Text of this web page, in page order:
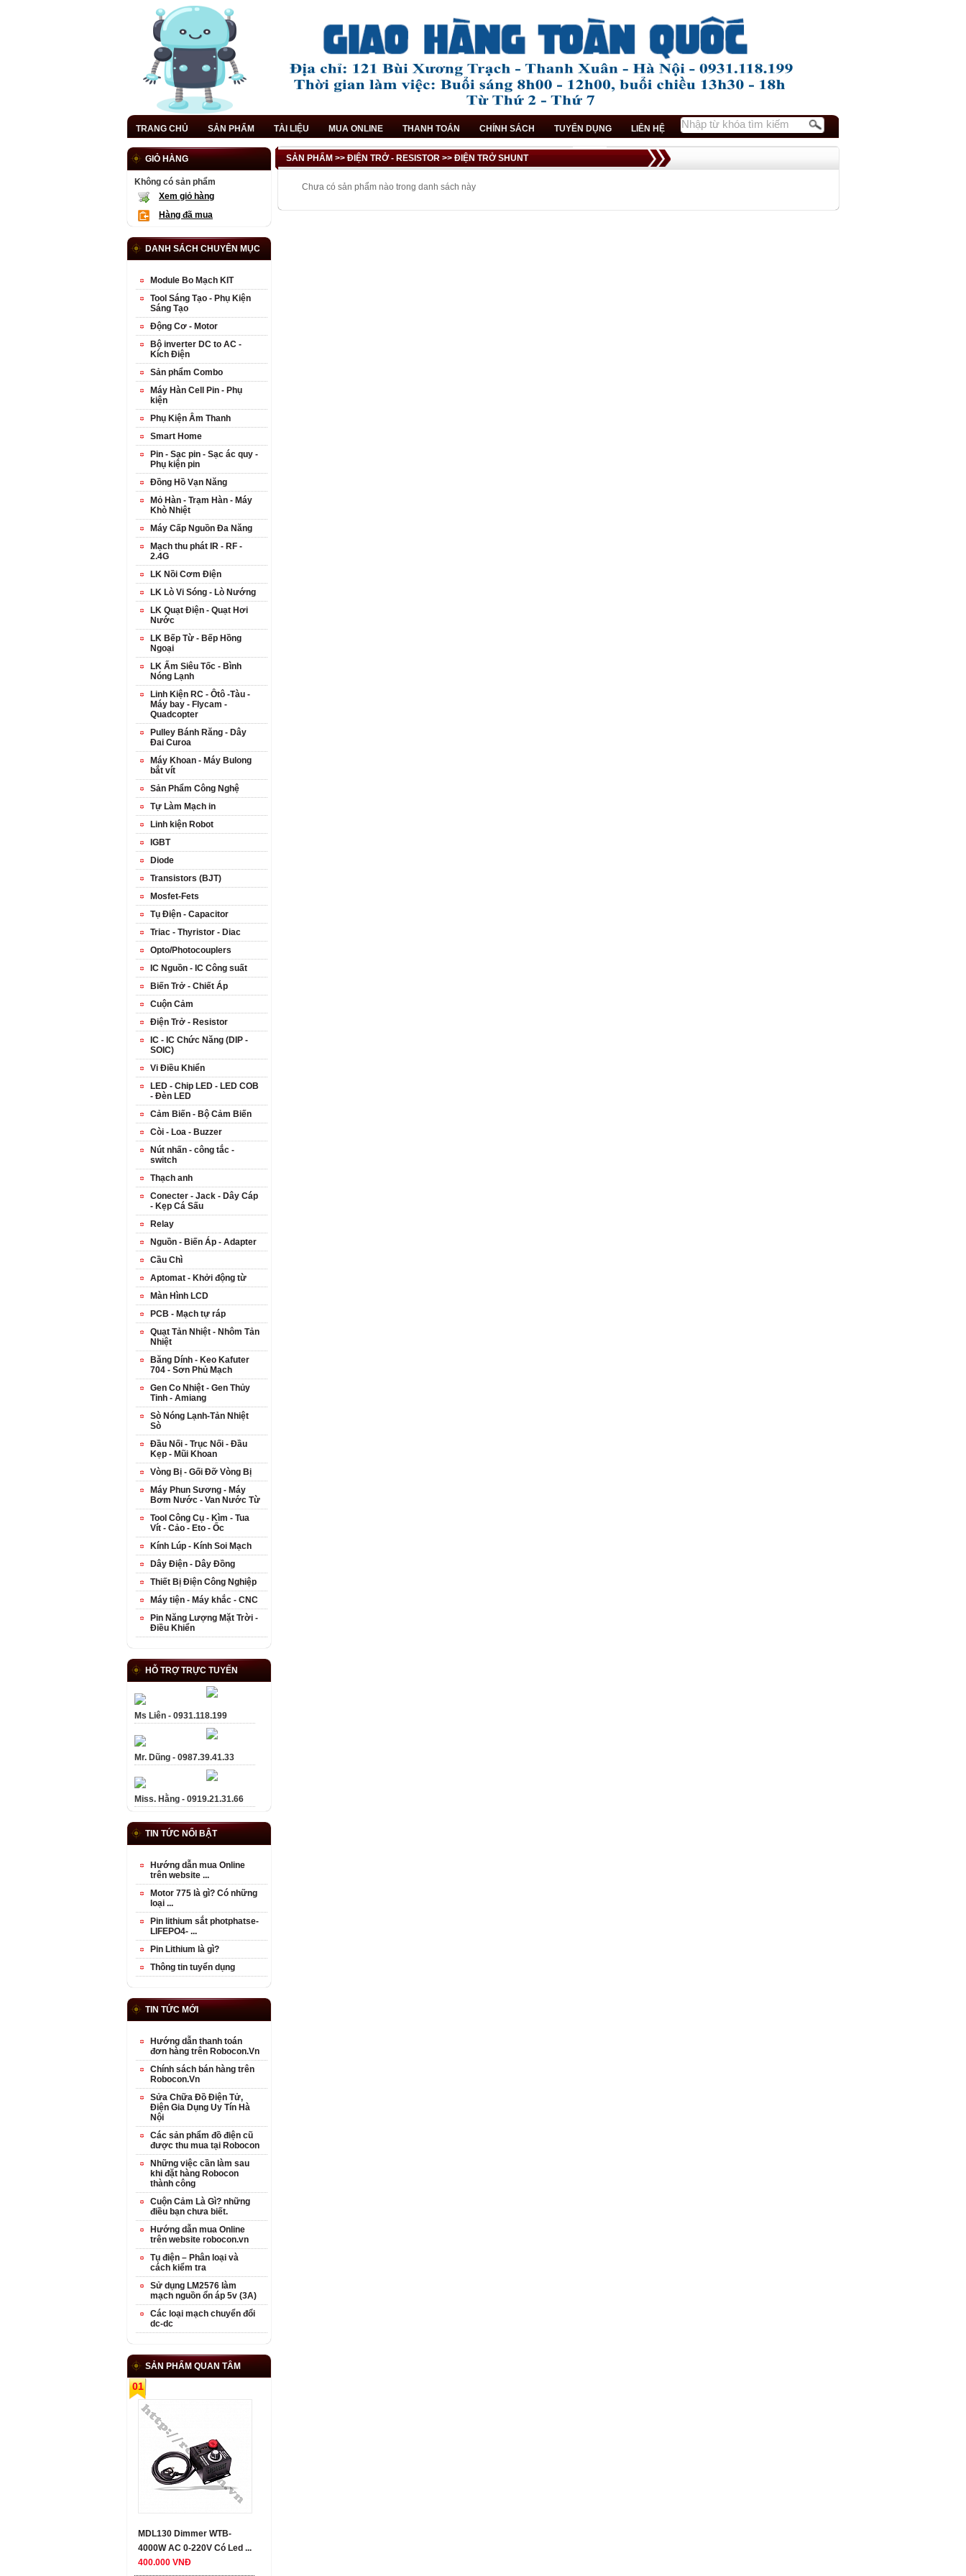
TRANG CHỦ SẢN PHẨM TÀI LIỆU MUA ONLINE THANH TOÁN CHÍNH SÁCH TUYỂN DỤNG LIÊN HỆ
SẢN PHẨM >> ĐIỆN TRỞ - RESISTOR >> ĐIỆN TRỞ SHUNT
Chưa có sản phẩm nào trong danh sách này
GIỎ HÀNG
Không có sản phẩm
Xem giỏ hàng
Hàng đã mua
DANH SÁCH CHUYÊN MỤC
Module Bo Mạch KIT
Tool Sáng Tạo - Phụ Kiện
Sáng Tạo
Động Cơ - Motor
Bộ inverter DC to AC -
Kích Điện
Sản phẩm Combo
Máy Hàn Cell Pin - Phụ
kiện
Phụ Kiện Âm Thanh
Smart Home
Pin - Sạc pin - Sạc ác quy -
Phụ kiện pin
Đồng Hồ Vạn Năng
Mỏ Hàn - Trạm Hàn - Máy
Khò Nhiệt
Máy Cấp Nguồn Đa Năng
Mạch thu phát IR - RF -
2.4G
LK Nồi Cơm Điện
LK Lò Vi Sóng - Lò Nướng
LK Quạt Điện - Quạt Hơi
Nước
LK Bếp Từ - Bếp Hồng
Ngoại
LK Ấm Siêu Tốc - Bình
Nóng Lạnh
Linh Kiện RC - Ôtô -Tàu -
Máy bay - Flycam -
Quadcopter
Pulley Bánh Răng - Dây
Đai Curoa
Máy Khoan - Máy Bulong
bắt vít
Sản Phẩm Công Nghệ
Tự Làm Mạch in
Linh kiện Robot
IGBT
Diode
Transistors (BJT)
Mosfet-Fets
Tụ Điện - Capacitor
Triac - Thyristor - Diac
Opto/Photocouplers
IC Nguồn - IC Công suất
Biến Trở - Chiết Áp
Cuộn Cảm
Điện Trở - Resistor
IC - IC Chức Năng (DIP -
SOIC)
Vi Điều Khiển
LED - Chip LED - LED COB
- Đèn LED
Cảm Biến - Bộ Cảm Biến
Còi - Loa - Buzzer
Nút nhấn - công tắc -
switch
Thạch anh
Conecter - Jack - Dây Cáp
- Kẹp Cá Sấu
Relay
Nguồn - Biến Áp - Adapter
Cầu Chì
Aptomat - Khởi động từ
Màn Hình LCD
PCB - Mạch tự ráp
Quạt Tản Nhiệt - Nhôm Tản
Nhiệt
Băng Dính - Keo Kafuter
704 - Sơn Phủ Mạch
Gen Co Nhiệt - Gen Thủy
Tinh - Amiang
Sò Nóng Lạnh-Tản Nhiệt
Sò
Đầu Nối - Trục Nối - Đầu
Kẹp - Mũi Khoan
Vòng Bị - Gối Đỡ Vòng Bị
Máy Phun Sương - Máy
Bơm Nước - Van Nước Từ
Tool Công Cụ - Kìm - Tua
Vít - Cảo - Eto - Ốc
Kính Lúp - Kính Soi Mạch
Dây Điện - Dây Đồng
Thiết Bị Điện Công Nghiệp
Máy tiện - Máy khắc - CNC
Pin Năng Lượng Mặt Trời -
Điều Khiển
HỖ TRỢ TRỰC TUYẾN
Ms Liên - 0931.118.199
Mr. Dũng - 0987.39.41.33
Miss. Hằng - 0919.21.31.66
TIN TỨC NỔI BẬT
Hướng dẫn mua Online
trên website ...
Motor 775 là gì? Có những
loại ...
Pin lithium sắt photphatse-
LIFEPO4- ...
Pin Lithium là gì?
Thông tin tuyển dụng
TIN TỨC MỚI
Hướng dẫn thanh toán
đơn hàng trên Robocon.Vn
Chính sách bán hàng trên
Robocon.Vn
Sửa Chữa Đồ Điện Tử,
Điện Gia Dụng Uy Tín Hà
Nội
Các sản phẩm đồ điện cũ
được thu mua tại Robocon
Những việc cần làm sau
khi đặt hàng Robocon
thành công
Cuộn Cảm Là Gì? những
điều bạn chưa biết.
Hướng dẫn mua Online
trên website robocon.vn
Tụ điện – Phân loại và
cách kiểm tra
Sử dụng LM2576 làm
mạch nguồn ổn áp 5v (3A)
Các loại mạch chuyển đổi
dc-dc
SẢN PHẨM QUAN TÂM
01
MDL130 Dimmer WTB-
4000W AC 0-220V Có Led ...
400.000 VNĐ